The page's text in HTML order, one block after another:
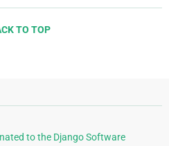
TO TOP
to the Django Software